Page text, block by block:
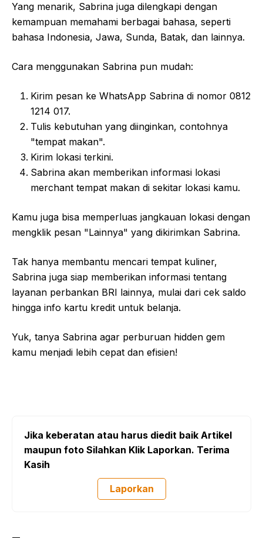
Yang menarik, Sabrina juga dilengkapi dengan
kemampuan memahami berbagai bahasa, seperti
bahasa Indonesia, Jawa, Sunda, Batak, dan lainnya.
Cara menggunakan Sabrina pun mudah:
Kirim pesan ke WhatsApp Sabrina di nomor 0812
1214 017.
Tulis kebutuhan yang diinginkan, contohnya
"tempat makan".
Kirim lokasi terkini.
Sabrina akan memberikan informasi lokasi
merchant tempat makan di sekitar lokasi kamu.
Kamu juga bisa memperluas jangkauan lokasi dengan
mengklik pesan "Lainnya" yang dikirimkan Sabrina.
Tak hanya membantu mencari tempat kuliner,
Sabrina juga siap memberikan informasi tentang
layanan perbankan BRI lainnya, mulai dari cek saldo
hingga info kartu kredit untuk belanja.
Yuk, tanya Sabrina agar perburuan hidden gem
kamu menjadi lebih cepat dan efisien!
Jika keberatan atau harus diedit baik Artikel
maupun foto Silahkan Klik Laporkan. Terima
Kasih
Laporkan